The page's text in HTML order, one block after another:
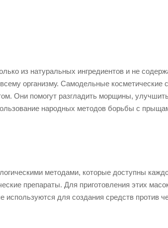
из натуральных ингредиентов и не
организму. Самодельные косметические
Они помогут разгладить морщины,
народных методов борьбы с
методами, которые доступны
препараты. Для приготовления этих
используются для создания средств против